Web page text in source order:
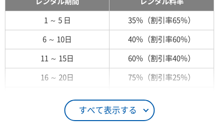
すべて表示する
1 ～ 5 日 35％（割引率65％）
6 ～ 10日 40％（割引率60％）
11 ～ 15日 60％（割引率40％）
16 ～ 20日 75％（割引率25％）
26日 ～ 1ヶ月 100％（割引率 0％）